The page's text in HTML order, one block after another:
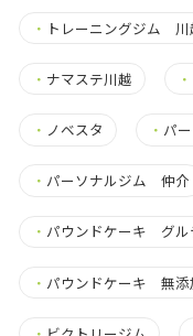
・ トレーニングジム 川
・ ナマステ川越 ・
・ ノベスタ ・ パ
・ パーソナルジム 仲介
・ パウンドケーキ グル
・ パウンドケーキ 無添